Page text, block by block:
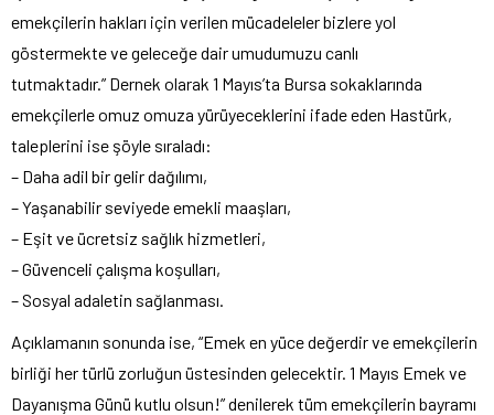
emekçilerin hakları için verilen mücadeleler bizlere yol
göstermekte ve geleceğe dair umudumuzu canlı
tutmaktadır.” Dernek olarak 1 Mayıs’ta Bursa sokaklarında
emekçilerle omuz omuza yürüyeceklerini ifade eden Hastürk,
taleplerini ise şöyle sıraladı:
– Daha adil bir gelir dağılımı,
– Yaşanabilir seviyede emekli maaşları,
– Eşit ve ücretsiz sağlık hizmetleri,
– Güvenceli çalışma koşulları,
– Sosyal adaletin sağlanması.
Açıklamanın sonunda ise, “Emek en yüce değerdir ve emekçilerin
birliği her türlü zorluğun üstesinden gelecektir. 1 Mayıs Emek ve
Dayanışma Günü kutlu olsun!” denilerek tüm emekçilerin bayramı